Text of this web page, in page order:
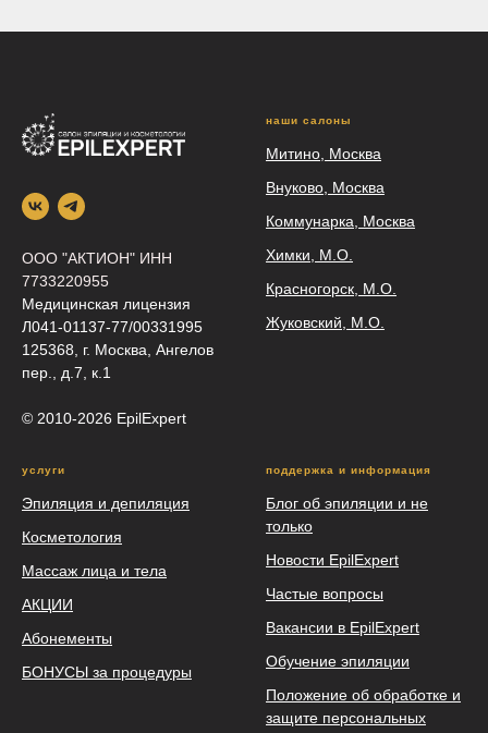
ООО "АКТИОН" ИНН
7733220955
Медицинская лицензия
Л041-01137-77/00331995
125368, г. Москва, Ангелов
пер., д.7, к.1
© 2010-2026 EpilEхрert
наши салоны
Митино, Москва
Внуково, Москва
Коммунарка, Москва
Химки, М.О.
Красногорск, М.О.
Жуковский, М.О.
услуги
Эпиляция и депиляция
Косметология
Массаж лица и тела
АКЦИИ
Абонементы
БОНУСЫ за процедуры
поддержка и информация
Блог об эпиляции и не
только
Новости EpilExpert
Частые вопросы
Вакансии в EpilExpert
Обучение эпиляции
Положение об обработке и
защите персональных